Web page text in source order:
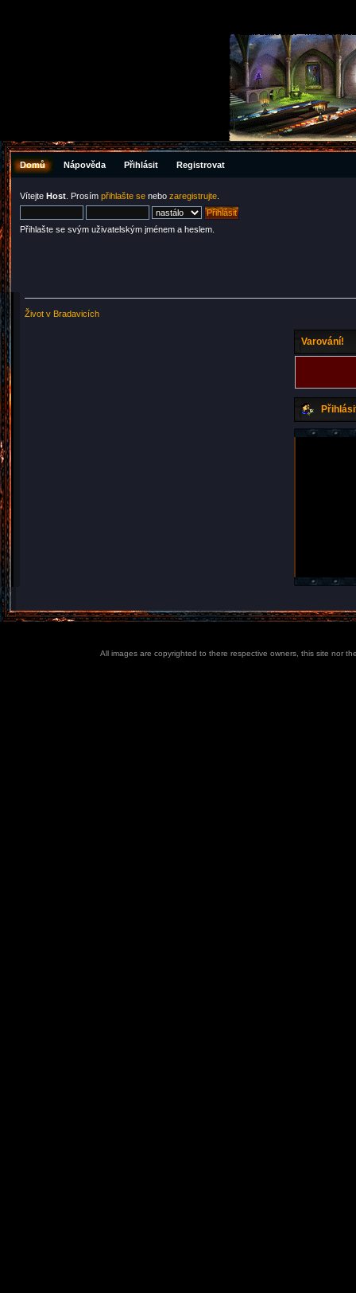
Domů Nápověda Přihlásit Registrovat
Vítejte Host . Prosím přihlašte se nebo zaregistrujte
Přihlašte se svým uživatelským jménem a heslem.
Život v Bradavicích
Varování!
All images are copyrighted to there respective owners, this site nor